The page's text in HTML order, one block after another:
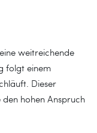
weitreichende
folgt einem
Dieser
hohen Anspruch